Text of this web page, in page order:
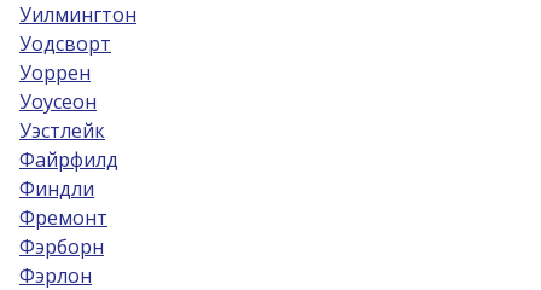
Уилмингтон
Уодсворт
Уоррен
Уоусеон
Уэстлейк
Файрфилд
Финдли
Фремонт
Фэрборн
Фэрлон